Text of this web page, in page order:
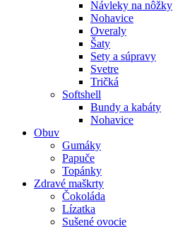
Návleky na nôžky
Nohavice
Overaly
Šaty
Sety a súpravy
Svetre
Tričká
Softshell
Bundy a kabáty
Nohavice
Obuv
Gumáky
Papuče
Topánky
Zdravé maškrty
Čokoláda
Lízatka
Sušené ovocie